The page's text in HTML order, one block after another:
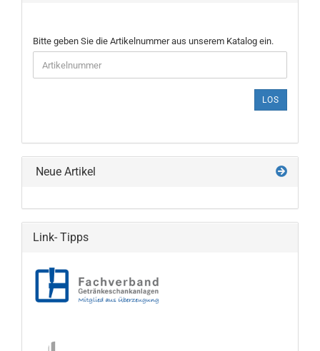
BITTE
GEBEN
SIE
DIE
EIN.
Bitte geben Sie die Artikelnummer aus unserem Katalog ein.
LOS
Neue Artikel
Link- Tipps